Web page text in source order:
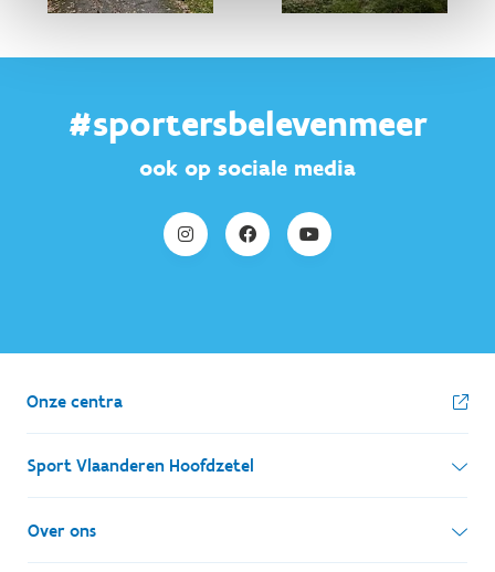
#sportersbelevenmeer
ook op sociale media
Onze centra
Sport Vlaanderen Hoofdzetel
Simon Bolivarlaan 17
1000 Brussel
Over ons